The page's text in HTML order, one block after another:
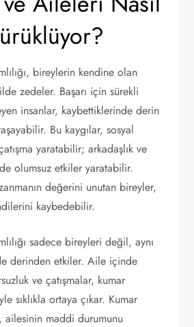
bireylerin kendine olan
zedeler. Başarı için sürekli
insanlar, kaybettiklerinde derin
Bu kaygılar, sosyal
yaratabilir; arkadaşlık ve
olumsuz etkiler yaratabilir.
değerini unutan bireyler,
kaybedebilir.
sadece bireyleri değil, aynı
derinden etkiler. Aile içinde
ve çatışmalar, kumar
sıklıkla ortaya çıkar. Kumar
ailesinin maddi durumunu